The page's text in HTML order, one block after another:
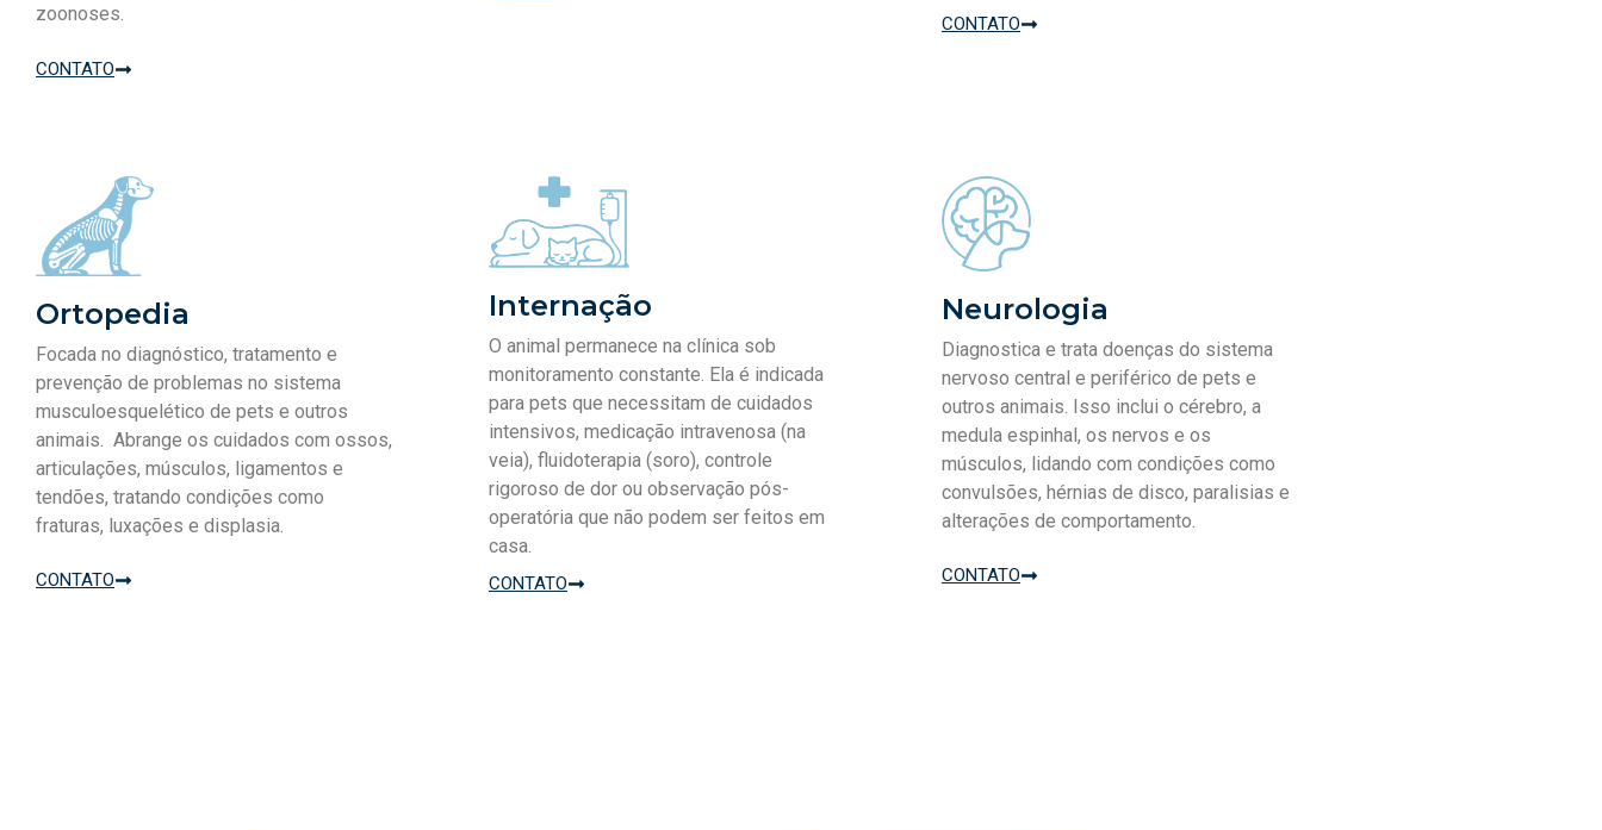
zoonoses.
CONTATO
CONTATO
Ortopedia
Focada no diagnóstico, tratamento e
prevenção de problemas no sistema
musculoesquelético de pets e outros
animais. Abrange os cuidados com ossos,
articulações, músculos, ligamentos e
tendões, tratando condições como
fraturas, luxações e displasia.
CONTATO
Internação
O animal permanece na clínica sob
monitoramento constante. Ela é indicada
para pets que necessitam de cuidados
intensivos, medicação intravenosa (na
veia), fluidoterapia (soro), controle
rigoroso de dor ou observação pós-
operatória que não podem ser feitos em
casa.
CONTATO
Neurologia
Diagnostica e trata doenças do sistema
nervoso central e periférico de pets e
outros animais. Isso inclui o cérebro, a
medula espinhal, os nervos e os
músculos, lidando com condições como
convulsões, hérnias de disco, paralisias e
alterações de comportamento.
CONTATO